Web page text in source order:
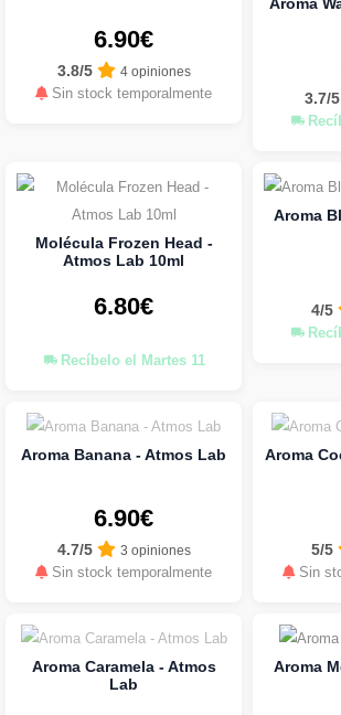
6.90€
3.8/5 4 opiniones
Sin stock temporalmente 3.7/5
Molécula Frozen Head -
Atmos Lab 10ml
6.80€
Recíbelo el Martes 11
Aroma
4/5
Aroma Banana - Atmos Lab
6.90€
4.7/5 3 opiniones
Sin stock temporalmente
Aroma
5/5
Sin
Aroma Caramela - Atmos
Lab
Aroma